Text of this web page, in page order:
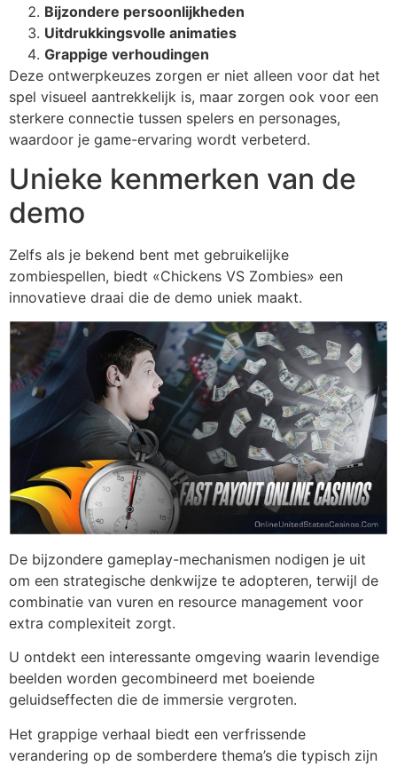
Bijzondere persoonlijkheden
Uitdrukkingsvolle animaties
Grappige verhoudingen
Deze ontwerpkeuzes zorgen er niet alleen voor dat het
spel visueel aantrekkelijk is, maar zorgen ook voor een
sterkere connectie tussen spelers en personages,
waardoor je game-ervaring wordt verbeterd.
Unieke kenmerken van de
demo
Zelfs als je bekend bent met gebruikelijke
zombiespellen, biedt «Chickens VS Zombies» een
innovatieve draai die de demo uniek maakt.
De bijzondere gameplay-mechanismen nodigen je uit
om een strategische denkwijze te adopteren, terwijl de
combinatie van vuren en resource management voor
extra complexiteit zorgt.
U ontdekt een interessante omgeving waarin levendige
beelden worden gecombineerd met boeiende
geluidseffecten die de immersie vergroten.
Het grappige verhaal biedt een verfrissende
verandering op de somberdere thema’s die typisch zijn